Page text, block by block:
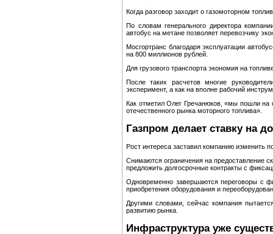
Когда разговор заходит о газомоторном
По словам генерального директора
автобус на метане позволяет перевозчику
Мосгортранс благодаря эксплуатации
на 800 миллионов рублей.
Для грузового транспорта экономия на
После таких расчетов многие
эксперимент, а как на вполне рабочий
Как отметил Олег Гречанюков, «мы пошли
отечественного рынка моторного топлива».
Газпром делает ставку на
Рост интереса заставил компанию изменить
Снимаются ограничения на предоставление
предложить долгосрочные контракты с
Одновременно завершаются переговоры с
приобретения оборудования и
Другими словами, сейчас компания
развитию рынка.
Инфраструктура уже